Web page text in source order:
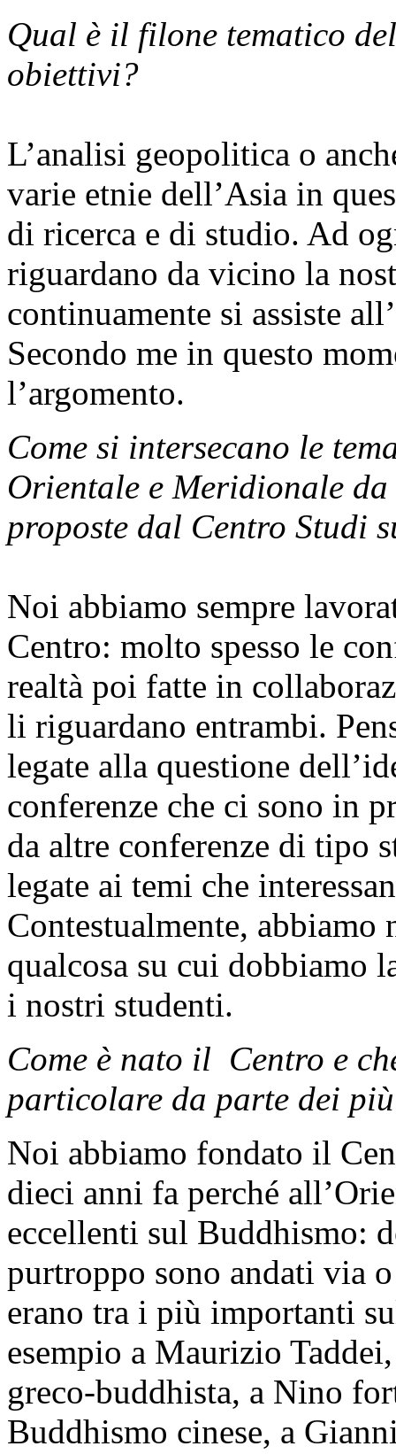
Qual è il filone tematico
obiettivi?
L’analisi geopolitica o
varie etnie dell’Asia in
di ricerca e di studio. Ad
riguardano da vicino la
continuamente si assiste
Secondo me in questo
l’argomento.
Come si intersecano le
Orientale e Meridionale
proposte dal Centro Studi
Noi abbiamo sempre
Centro: molto spesso le
realtà poi fatte in
li riguardano entrambi.
legate alla questione
conferenze che ci sono in
da altre conferenze di tipo
legate ai temi che
Contestualmente, abbiamo
qualcosa su cui dobbiamo
i nostri studenti.
Come è nato il Centro e
particolare da parte dei
Noi abbiamo fondato il
dieci anni fa perché
eccellenti sul Buddhismo:
purtroppo sono andati via
erano tra i più importanti
esempio a Maurizio
greco-buddhista, a Nino
Buddhismo cinese, a